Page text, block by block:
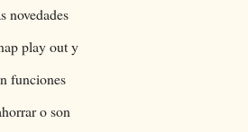
novedades
play out y
funciones
o son